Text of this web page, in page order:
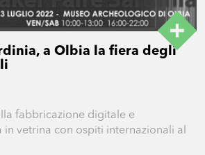
a Olbia la fiera degli
fabbricazione digitale e
in vetrina con ospiti internazionali al